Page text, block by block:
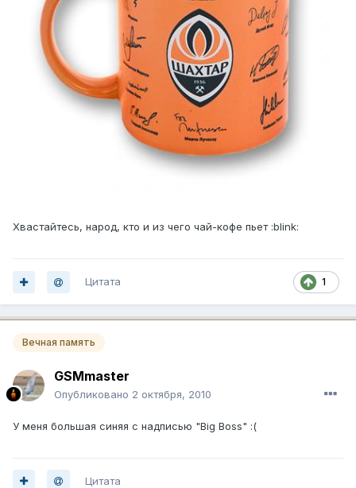
Хвастайтесь, народ, кто и из чего чай-кофе пьет :blink:
1
Цитата
Вечная память
GSMmaster
Опубликовано 2 октября, 2010
У меня большая синяя с надписью "Big Boss" :(
Цитата